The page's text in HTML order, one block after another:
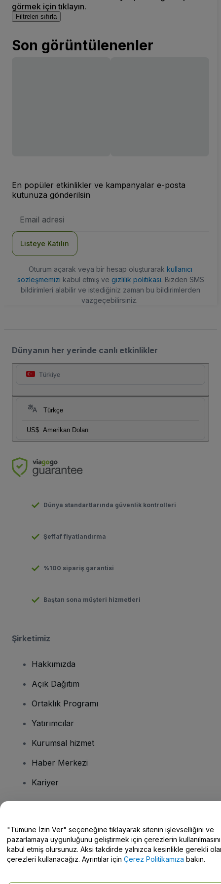
görmek için tıklayın.
Filtreleri sıfırla
Son görüntülenenler
En popüler etkinlikler ve kampanyalar e-posta
kutunuza gönderilsin
posta
Listeye Katılın
Oturum açarak veya bir hesap oluşturarak kullanıcı
sözleşmemizi kabul etmiş ve gizlilik politikası. Bizden SMS
bildirimleri alabilir ve istediğiniz zaman bu bildirimlerden
vazgeçebilirsiniz.
Dünyanın her yerinde canlı etkinlikler
Türkiye
Türkçe
US$ Amerikan Doları
Dünya standartlarında güvenlik kontrolleri
Şeffaf fiyatlandırma
%100 sipariş garantisi
Baştan sona müşteri hizmetleri
Şirketimiz
Hakkımızda
Açık Dağıtım
Ortaklık Programı
Yatırımcılar
Kurumsal hizmet
Haber Merkezi
Kariyer
Yardım Merkezi / Bize Ulaşın
"Tümüne İzin Ver" seçeneğine tıklayarak sitenin işlevselliğini ve
pazarlamaya uygunluğunu geliştirmek için çerezlerin kullanılmasını
kabul etmiş olursunuz. Aksi takdirde yalnızca kesinlikle gerekli
çerezleri kullanacağız. Ayrıntılar için Çerez Politikamıza bakın.